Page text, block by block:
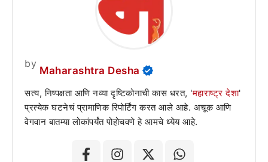
by
Maharashtra Desha
सत्य, निष्पक्षता आणि नव्या दृष्टिकोनाची कास धरत, 'महाराष्ट्र देशा'
प्रत्येक घटनेचं प्रामाणिक रिपोर्टिंग करत आले आहे. अचूक आणि
वेगवान बातम्या लोकांपर्यंत पोहोचवणे हे आमचे ध्येय आहे.